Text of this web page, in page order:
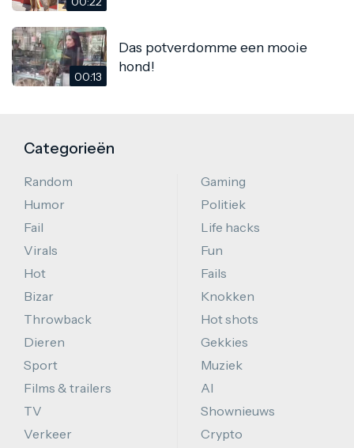
00:13
Das potverdomme een mooie
hond!
Categorieën
Random
Humor
Fail
Virals
Hot
Bizar
Throwback
Dieren
Sport
Films & trailers
TV
Verkeer
Gaming
Politiek
Life hacks
Fun
Fails
Knokken
Hot shots
Gekkies
Muziek
AI
Shownieuws
Crypto